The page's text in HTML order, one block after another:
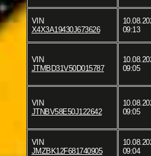
VIN
X4X3A19430J673626
09:13
VIN
JTMBD31V50D015787
09:05
VIN
JTNBV58E50J122642
09:05
VIN
JMZBK12F681740905
09:04